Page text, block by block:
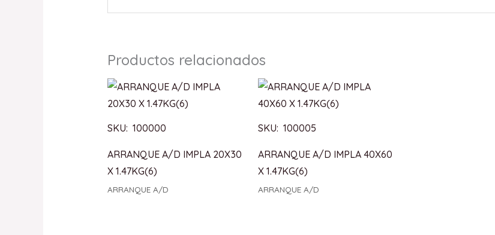
Productos relacionados
SKU: 100000
ARRANQUE A/D IMPLA 20X30
X 1.47KG(6)
ARRANQUE A/D
SKU: 100005
ARRANQUE A/D IMPLA 40X60
X 1.47KG(6)
ARRANQUE A/D